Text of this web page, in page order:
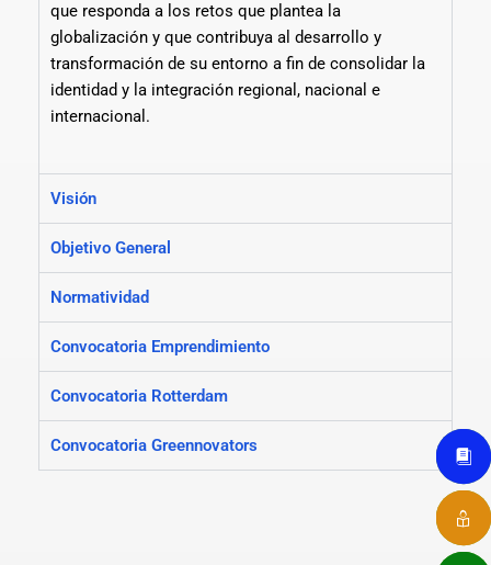
que responda a los retos que plantea la
globalización y que contribuya al desarrollo y
transformación de su entorno a fin de consolidar la
identidad y la integración regional, nacional e
internacional.
Visión
Objetivo General
Normatividad
Convocatoria Emprendimiento
Convocatoria Rotterdam
Convocatoria Greennovators